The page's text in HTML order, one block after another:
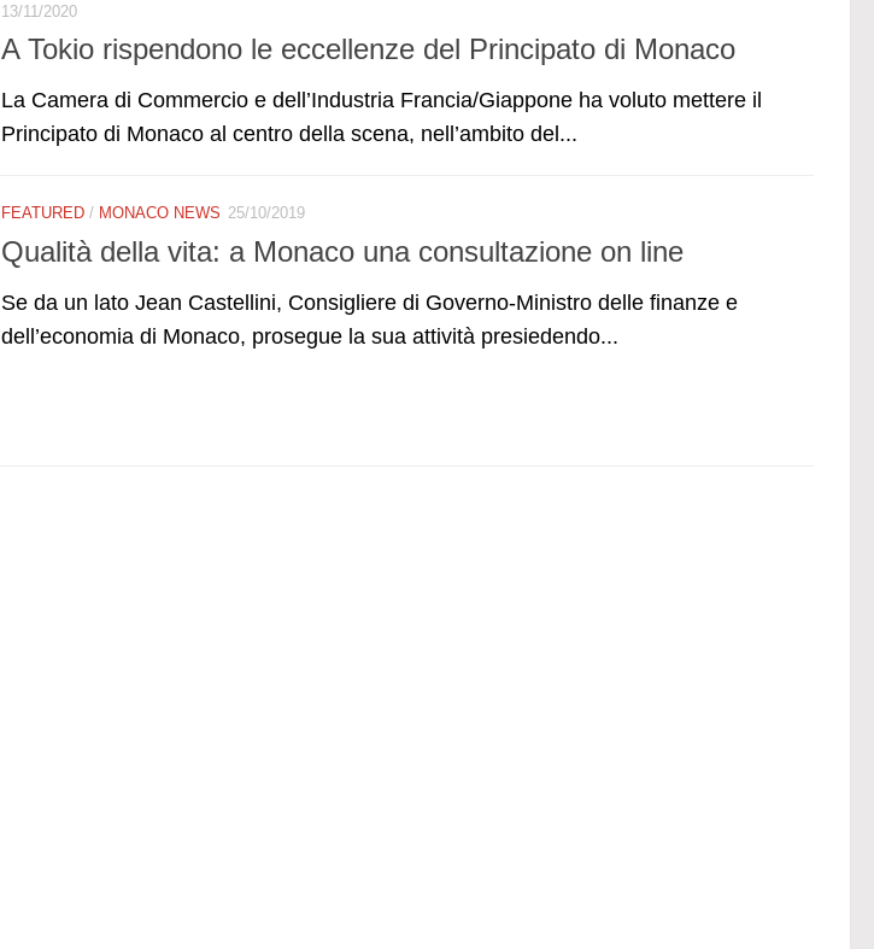
13/11/2020
A Tokio rispendono le eccellenze del Principato di Monaco
La Camera di Commercio e dell’Industria Francia/Giappone ha voluto mettere il
Principato di Monaco al centro della scena, nell’ambito del...
FEATURED / MONACO NEWS 25/10/2019
Qualità della vita: a Monaco una consultazione on line
Se da un lato Jean Castellini, Consigliere di Governo-Ministro delle finanze e
dell’economia di Monaco, prosegue la sua attività presiedendo...